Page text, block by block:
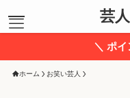
ホーム
芸
＼ ポ
ホーム お笑い芸人